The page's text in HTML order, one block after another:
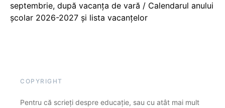
septembrie, după vacanța de vară / Calendarul anului
școlar 2026-2027 și lista vacanțelor
COPYRIGHT
Pentru că scrieți despre educație, sau cu atât mai mult